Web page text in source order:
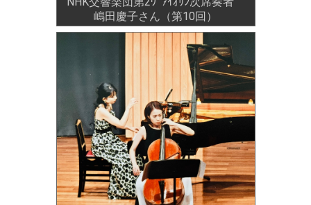
嶋田慶子さん（第10回）